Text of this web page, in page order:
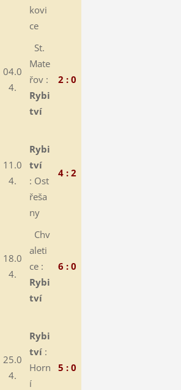
kovi
ce
04.0
4.
St.
Mate
řov :
Rybi
tví
2 : 0
11.0
4.
Rybi
tví
: Ost
řeša
ny
4 : 2
18.0
4.
Chv
aleti
ce :
Rybi
tví
6 : 0
25.0
4.
Rybi
tví :
Horn
í
5 : 0